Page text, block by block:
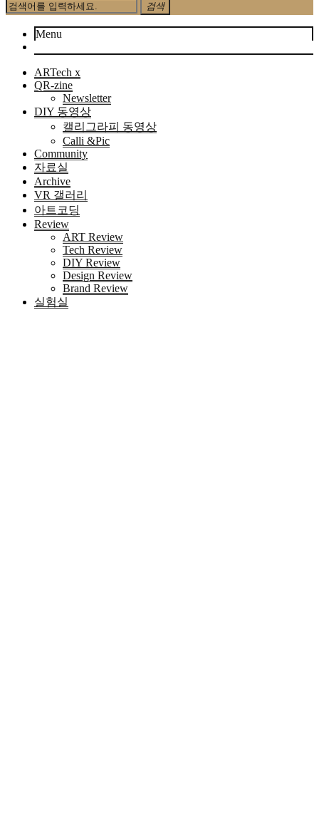
검색
Menu
ARTech x
QR-zine
Newsletter
DIY 동영상
캘리그라피 동영상
Calli &Pic
Community
자료실
Archive
VR 갤러리
아트코딩
Review
ART Review
Tech Review
DIY Review
Design Review
Brand Review
실험실